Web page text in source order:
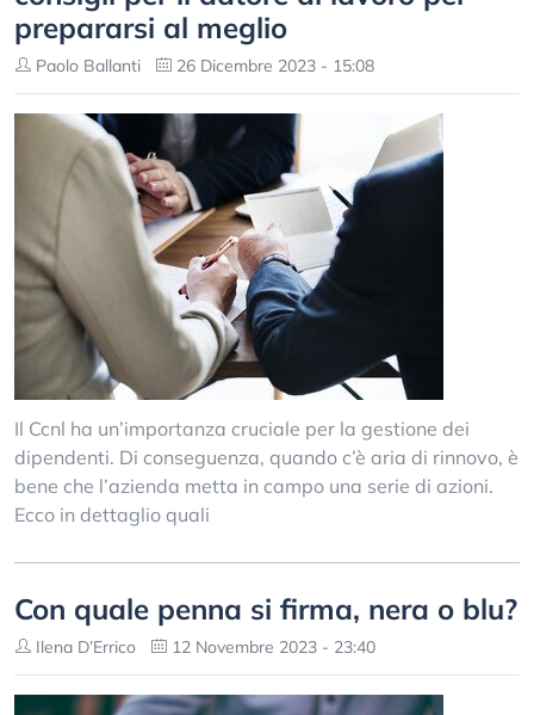
prepararsi al meglio
Paolo Ballanti 26 Dicembre 2023 - 15:08
Il Ccnl ha un’importanza cruciale per la gestione dei
dipendenti. Di conseguenza, quando c’è aria di rinnovo, è
bene che l’azienda metta in campo una serie di azioni.
Ecco in dettaglio quali
Con quale penna si firma, nera o blu?
Ilena D’Errico 12 Novembre 2023 - 23:40